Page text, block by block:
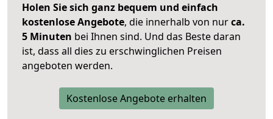
Holen Sie sich ganz bequem und einfach
kostenlose Angebote, die innerhalb von nurca.
5 Minuten bei Ihnen sind. Und das Beste daran
ist, dass all dies zu erschwinglichen Preisen
angeboten werden.
Kostenlose Angebote erhalten